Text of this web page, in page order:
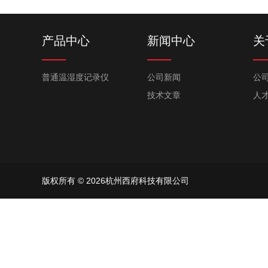
产品中心
普通温湿度记录仪
新闻中心
公司新闻
技术文章
关
公
人
版权所有 © 2026杭州西府科技有限公司